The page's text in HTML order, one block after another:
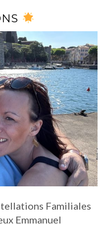
Familiales
Emmanuel